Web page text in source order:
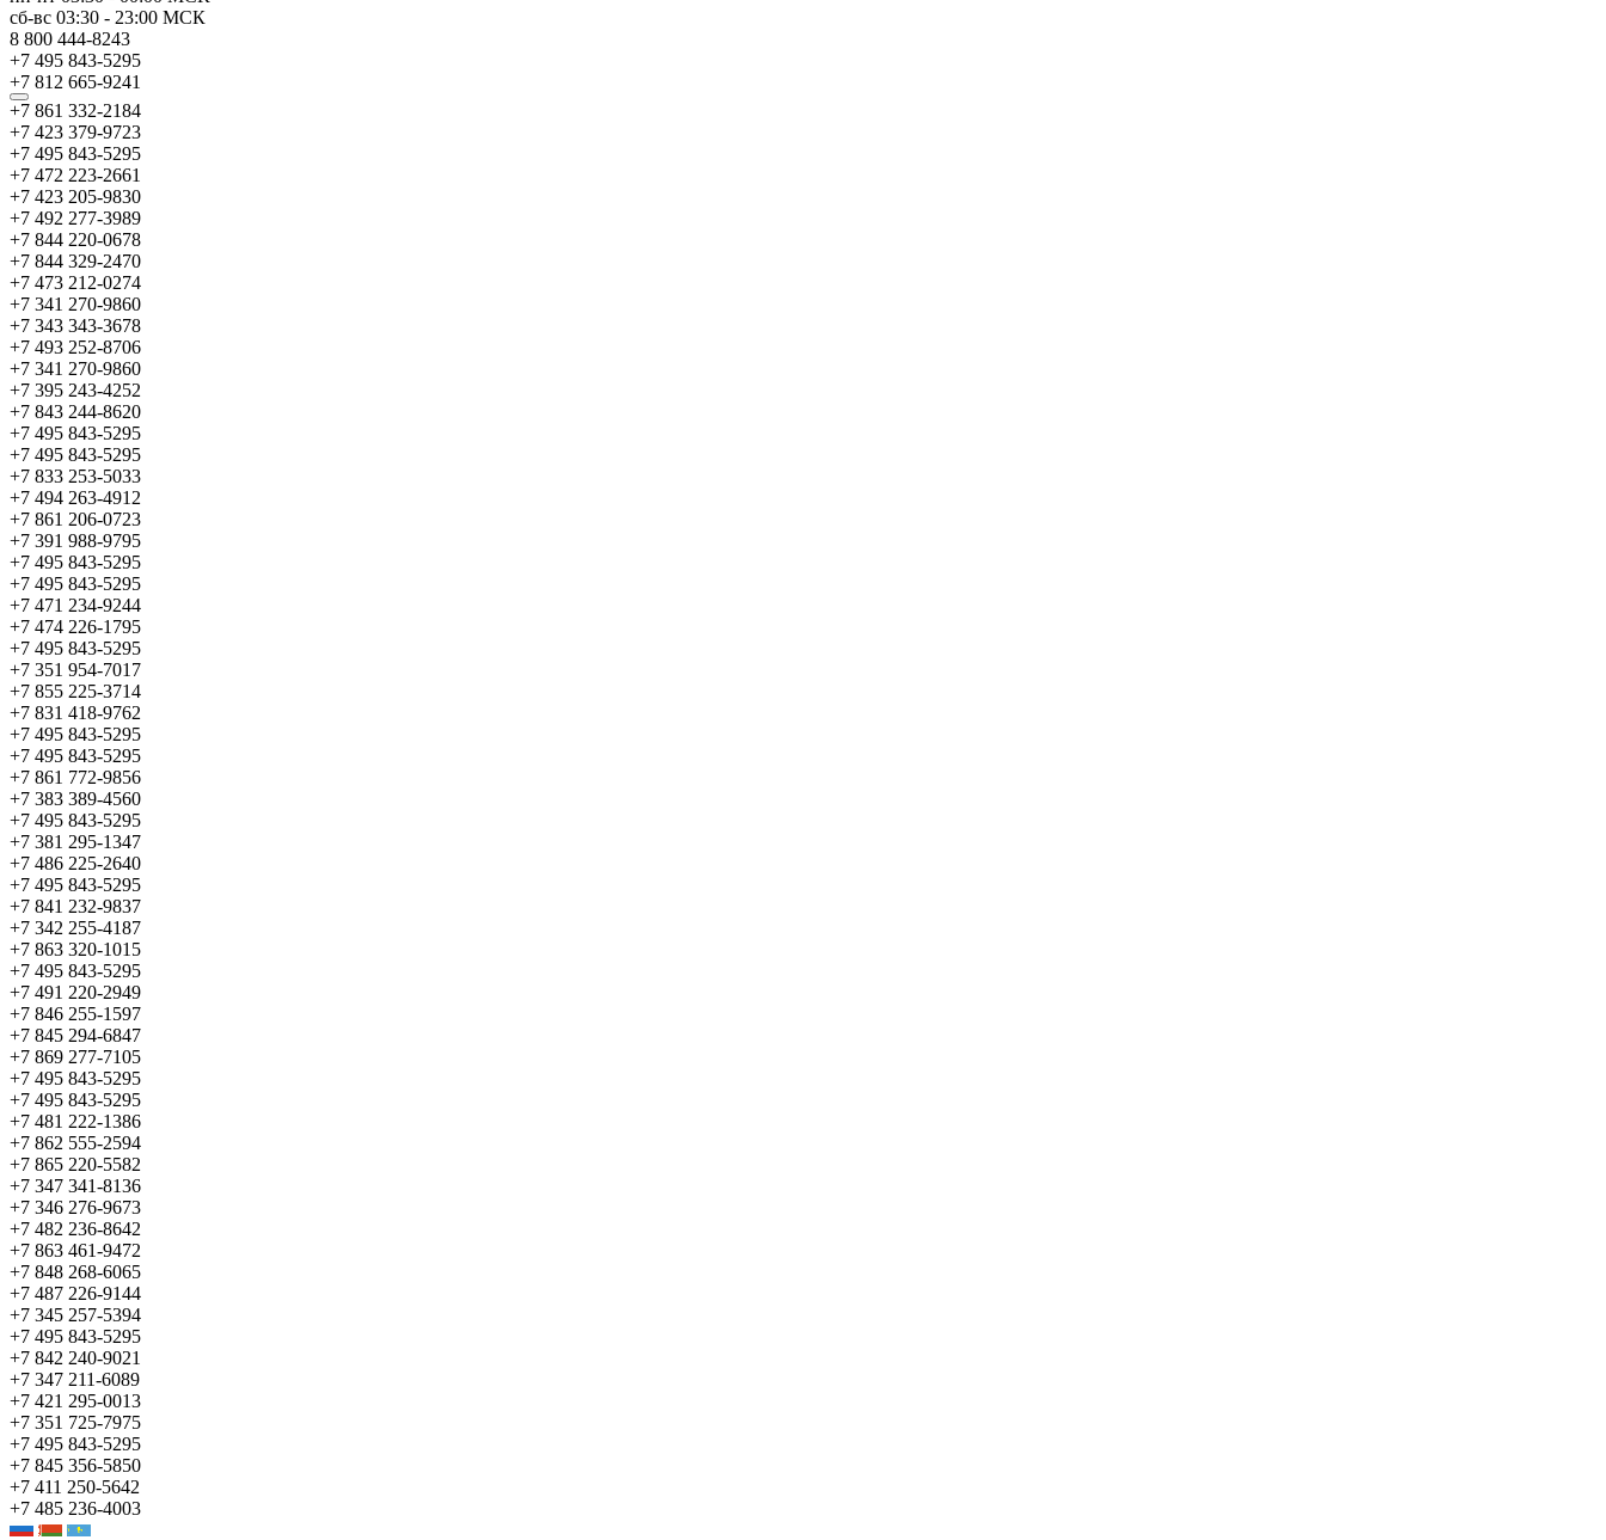
сб-вс 03:30 - 23:00 МСК
8 800 444-8243
+7 495 843-5295
+7 812 665-9241
+7 861 332-2184
+7 423 379-9723
+7 495 843-5295
+7 472 223-2661
+7 423 205-9830
+7 492 277-3989
+7 844 220-0678
+7 844 329-2470
+7 473 212-0274
+7 341 270-9860
+7 343 343-3678
+7 493 252-8706
+7 341 270-9860
+7 395 243-4252
+7 843 244-8620
+7 495 843-5295
+7 495 843-5295
+7 833 253-5033
+7 494 263-4912
+7 861 206-0723
+7 391 988-9795
+7 495 843-5295
+7 495 843-5295
+7 471 234-9244
+7 474 226-1795
+7 495 843-5295
+7 351 954-7017
+7 855 225-3714
+7 831 418-9762
+7 495 843-5295
+7 495 843-5295
+7 861 772-9856
+7 383 389-4560
+7 495 843-5295
+7 381 295-1347
+7 486 225-2640
+7 495 843-5295
+7 841 232-9837
+7 342 255-4187
+7 863 320-1015
+7 495 843-5295
+7 491 220-2949
+7 846 255-1597
+7 845 294-6847
+7 869 277-7105
+7 495 843-5295
+7 495 843-5295
+7 481 222-1386
+7 862 555-2594
+7 865 220-5582
+7 347 341-8136
+7 346 276-9673
+7 482 236-8642
+7 863 461-9472
+7 848 268-6065
+7 487 226-9144
+7 345 257-5394
+7 495 843-5295
+7 842 240-9021
+7 347 211-6089
+7 421 295-0013
+7 351 725-7975
+7 495 843-5295
+7 845 356-5850
+7 411 250-5642
+7 485 236-4003